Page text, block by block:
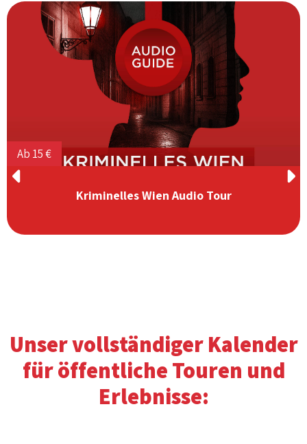
Ab 15 €
Kriminelles Wien Audio Tour
Unser vollständiger Kalender
für öffentliche Touren und
Erlebnisse: